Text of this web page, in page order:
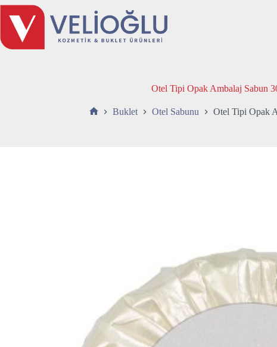
Skip
content
Otel Tipi Opak Ambalaj Sabun
Buklet Otel Sabunu Otel Tipi Opak